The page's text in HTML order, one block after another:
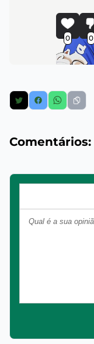
0 0
Comentários: